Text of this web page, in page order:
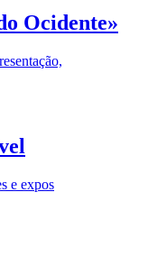
Ocidente»
e expos